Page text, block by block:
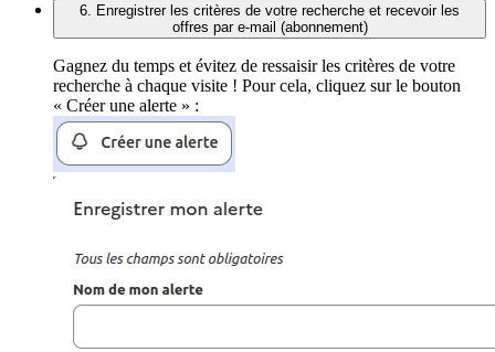
6. Enregistrer les critères de votre recherche et recevoir les
offres par e-mail (abonnement)
Gagnez du temps et évitez de ressaisir les critères de votre
recherche à chaque visite ! Pour cela, cliquez sur le bouton
« Créer une alerte » :